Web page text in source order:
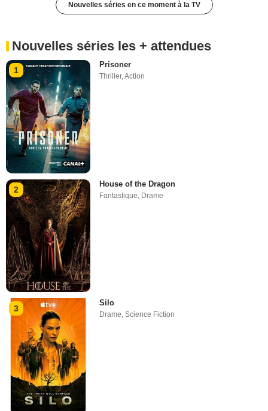
Nouvelles séries en ce moment à la TV
Nouvelles séries les + attendues
1
Prisoner
Thriller,Action
2
House of the Dragon
Fantastique Drame
3
Silo
Drame,Science Fiction